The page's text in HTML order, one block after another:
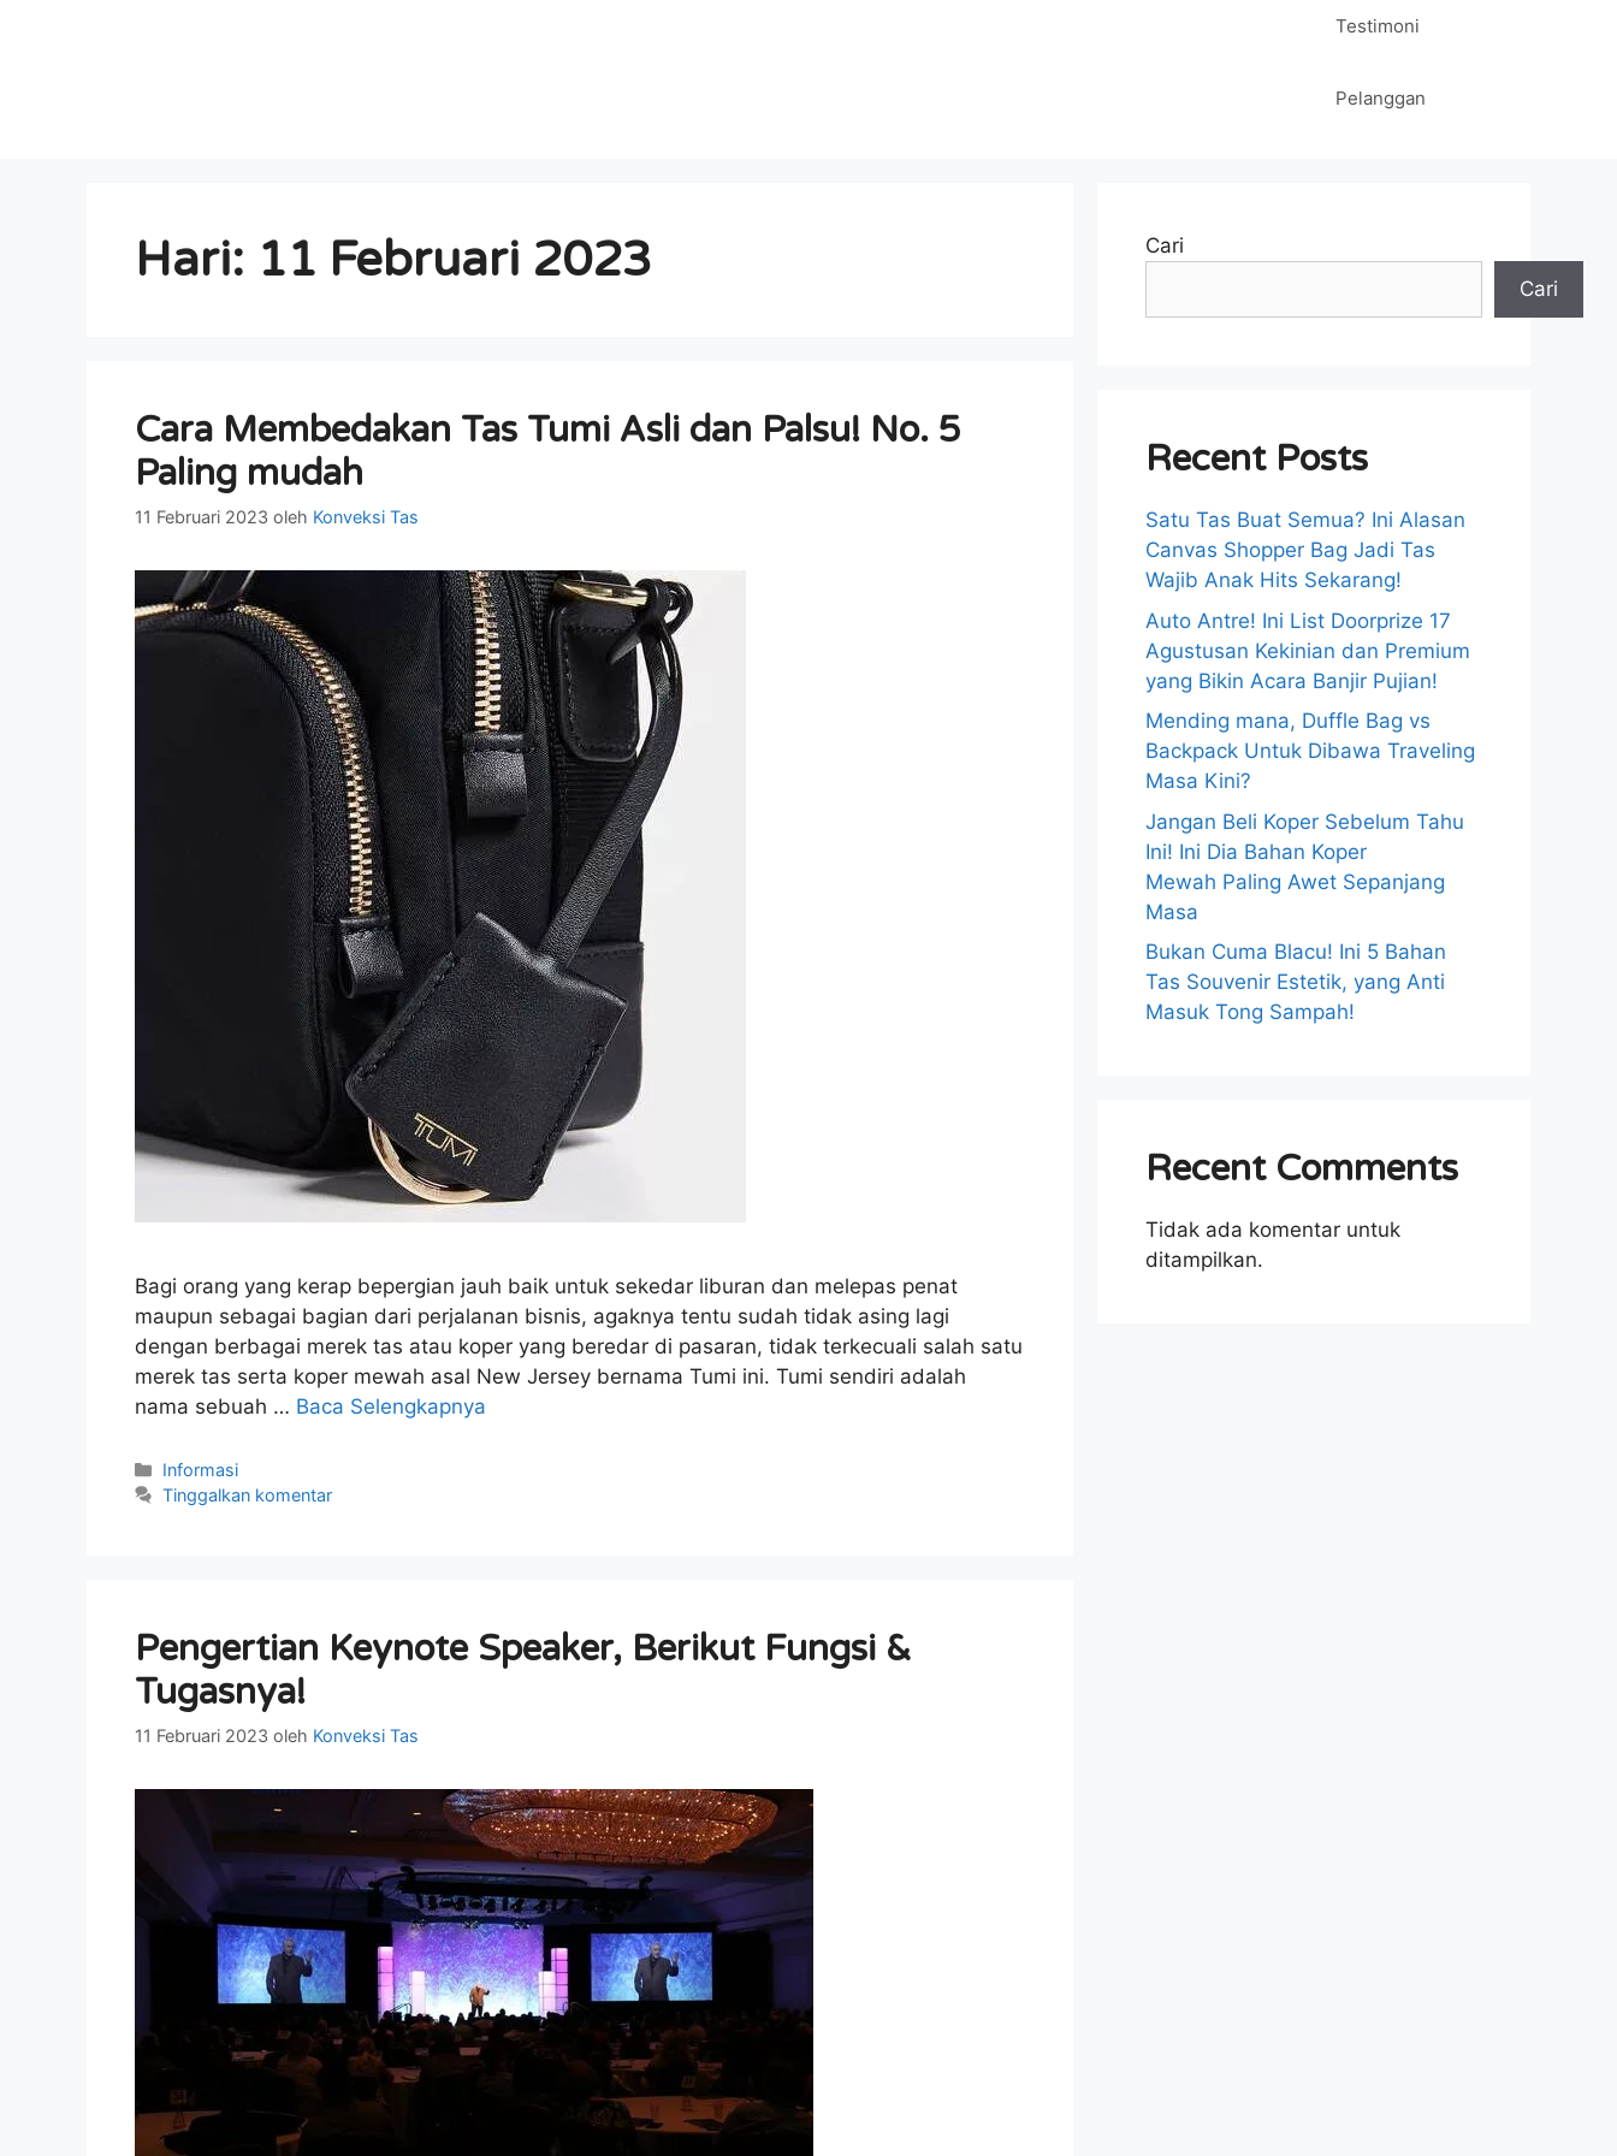
Testimoni
Pelanggan
Hari: 11 Februari 2023
Cara Membedakan Tas Tumi Asli dan Palsu! No. 5
Paling mudah
11 Februari 2023 oleh Konveksi Tas
Bagi orang yang kerap bepergian jauh baik untuk sekedar liburan dan melepas penat
maupun sebagai bagian dari perjalanan bisnis, agaknya tentu sudah tidak asing lagi
dengan berbagai merek tas atau koper yang beredar di pasaran, tidak terkecuali salah satu
merek tas serta koper mewah asal New Jersey bernama Tumi ini. Tumi sendiri adalah
nama sebuah … Baca Selengkapnya
Kategori
Informasi
Tinggalkan komentar
Pengertian Keynote Speaker, Berikut Fungsi &
Tugasnya!
11 Februari 2023 oleh Konveksi Tas
Cari
Cari
Recent Posts
Satu Tas Buat Semua? Ini Alasan
Canvas Shopper Bag Jadi Tas
Wajib Anak Hits Sekarang!
Auto Antre! Ini List Doorprize 17
Agustusan Kekinian dan Premium
yang Bikin Acara Banjir Pujian!
Mending mana, Duffle Bag vs
Backpack Untuk Dibawa Traveling
Masa Kini?
Jangan Beli Koper Sebelum Tahu
Ini! Ini Dia Bahan Koper
Mewah Paling Awet Sepanjang
Masa
Bukan Cuma Blacu! Ini 5 Bahan
Tas Souvenir Estetik, yang Anti
Masuk Tong Sampah!
Recent Comments
Tidak ada komentar untuk
ditampilkan.